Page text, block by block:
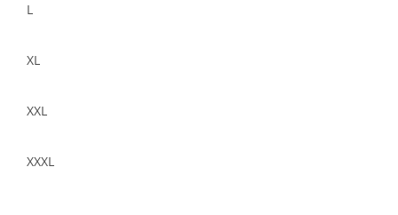
L
XL
XXL
XXXL